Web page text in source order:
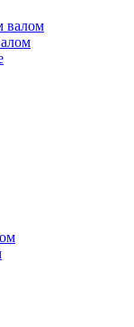
валом